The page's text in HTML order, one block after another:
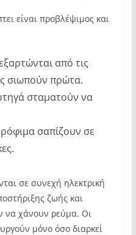
είναι προβλέψιμος και
από τις
σιωπούν πρώτα.
σταματούν να
σαπίζουν σε
σε συνεχή ηλεκτρική
ζωής και
να χάνουν ρεύμα. Οι
μόνο όσο διαρκεί